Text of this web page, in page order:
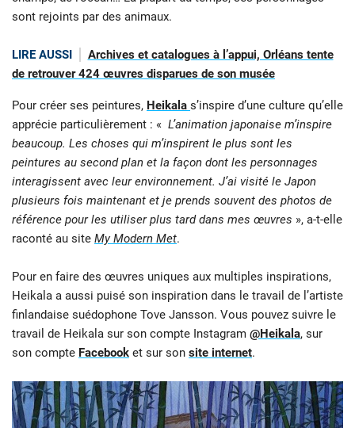
sont rejoints par des animaux.
LIRE AUSSI
Archives et catalogues à l’appui, Orléans tente
de retrouver 424 œuvres disparues de son musée
Pour créer ses peintures, Heikala s’inspire d’une culture qu’elle
apprécie particulièrement : « L’animation japonaise m’inspire
beaucoup. Les choses qui m’inspirent le plus sont les
peintures au second plan et la façon dont les personnages
interagissent avec leur environnement. J’ai visité le Japon
plusieurs fois maintenant et je prends souvent des photos de
référence pour les utiliser plus tard dans mes œuvres », a-t-elle
raconté au site My Modern Met.
Pour en faire des œuvres uniques aux multiples inspirations,
Heikala a aussi puisé son inspiration dans le travail de l’artiste
finlandaise suédophone Tove Jansson. Vous pouvez suivre le
travail de Heikala sur son compte Instagram @Heikala, sur
son compte Facebook et sur son site internet.